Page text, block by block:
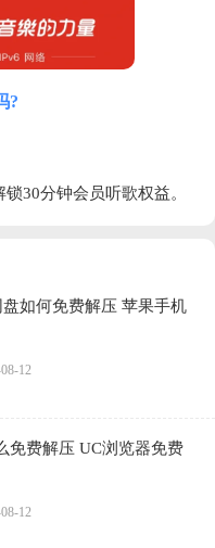
?
30分钟会员听歌权益。
如何免费解压 苹果手机
12
免费解压 UC浏览器免费
12